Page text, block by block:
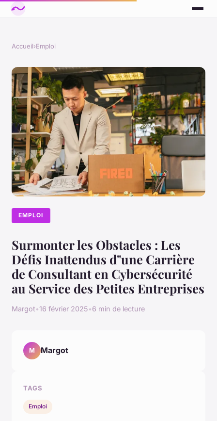
Accueil›Emploi
EMPLOI
Surmonter les Obstacles : Les
Défis Inattendus d"une Carrière
de Consultant en Cybersécurité
au Service des Petites Entreprises
Margot•16 février 2025•6 min de lecture
M Margot
TAGS
Emploi